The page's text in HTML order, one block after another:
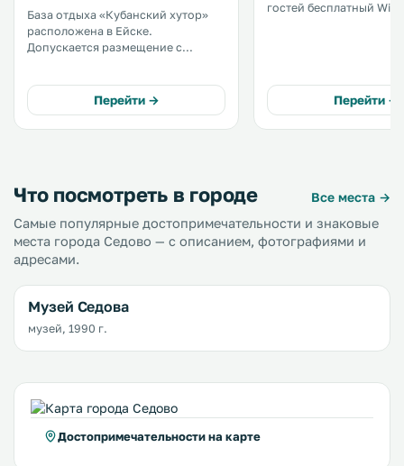
База отдыха « Кубанский хутор»
расположена в Ейске.
Допускается размещение с
открытый бассейн,
принадлежности для барбекю и
ресторан. .
Перейти →
гостей бесплатный Wi-
Перейти →
Что посмотреть в городе
Все места →
Самые популярные достопримечательности и знаковые
места города Седово — с описанием, фотографиями и
адресами.
Музей Седова
музей, 1990 г.
Достопримечательности на карте